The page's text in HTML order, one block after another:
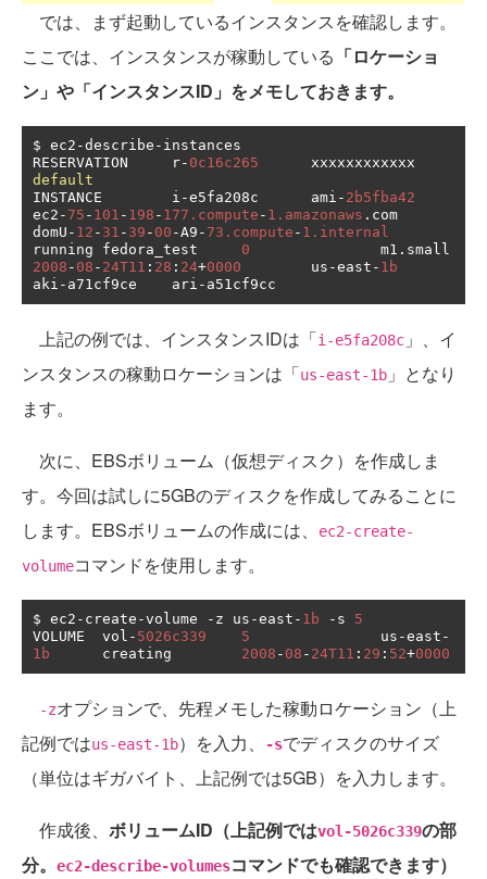
では、まず起動しているインスタンスを確認します。
ここでは、インスタンスが稼動している 「ロケーショ
ン」や「インスタンスID」をメモしておきます。
$ ec2 -describe - instances
RESERVATION     r- 0c16c265
default
INSTANCE        i -e5fa208c      ami - 2b5fba42
ec2 - 75 - 101 - 198 - 177.compute - 1.amazonaws . com
domU - 12 - 31 - 39 - 00 -A9 - 73.compute - 1.internal
running fedora_test 0
               m1
.
2008 - 08 - 24T11 : 28 : 24+0000
        us
-east - 1b
aki - a71cf9ce    ari - a51cf9cc
上記の例では、インスタンスIDは「i-e5fa208c 」、イ
ンスタンスの稼動ロケーションは「us-east-1b 」となり
ます。
次に、EBSボリューム（仮想ディスク）を作成しま
す。今回は試しに5GBのディスクを作成してみることに
します。EBSボリュームの作成には、
ec2-create-
volumeコマンドを使用します。
$ ec2 - create -volume - z us -east - 1b - s 5
VOLUME  vol - 5026c339 5
               us
-east -
1b
      creating
2008 - 08 - 24T11 : 29 : 52+0000
-zオプションで、先程メモした稼動ロケーション（上
記例ではus-east-1b）を入力、 -sでディスクのサイズ
（単位はギガバイト、上記例では5GB）を入力します。
作成後、 ボリュームID （上記例ではvol-5026c339の部
分。
ec2-describe-volumesコマンドでも確認できます）